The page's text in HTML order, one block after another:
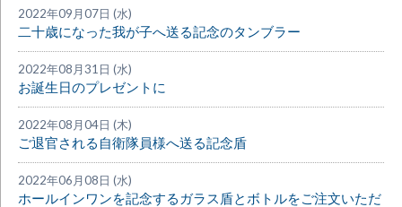
2022年09月07日 (水)
二十歳になった我が子へ送る記念のタンブラー
2022年08月31日 (水)
お誕生日のプレゼントに
2022年08月04日 (木)
ご退官される自衛隊員様へ送る記念盾
2022年06月08日 (水)
ホールインワンを記念するガラス盾とボトルをご注文いただ